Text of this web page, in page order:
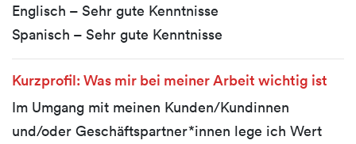
Englisch – Sehr gute Kenntnisse
Spanisch – Sehr gute Kenntnisse
Kurzprofil: Was mir bei meiner Arbeit wichtig ist
Im Umgang mit meinen Kunden/Kundinnen
und/oder Geschäftspartner*innen lege ich Wert